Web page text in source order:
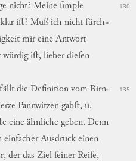
nicht? Meine ſimple 130
klar iſt? Muß ich nicht fürch⸗
mir eine Antwort
würdig iſt, lieber dieſen
fällt die Definition vom Birn⸗ 135
Pannwitzen gabſt, u.
eine ähnliche geben. Denn
einfacher Ausdruck einen
, der das Ziel ſeiner Reiſe,